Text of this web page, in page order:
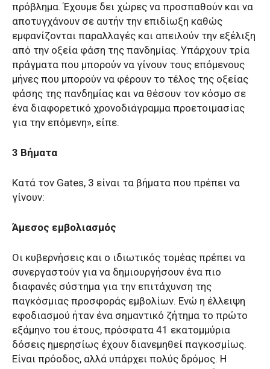
πρόβλημα. Έχουμε δει χώρες να προσπαθούν και να
αποτυγχάνουν σε αυτήν την επιδίωξη καθώς
εμφανίζονται παραλλαγές και απειλούν την εξέλιξη
από την οξεία φάση της πανδημίας. Υπάρχουν τρία
πράγματα που μπορούν να γίνουν τους επόμενους
μήνες που μπορούν να φέρουν το τέλος της οξείας
φάσης της πανδημίας και να θέσουν τον κόσμο σε
ένα διαφορετικό χρονοδιάγραμμα προετοιμασίας
για την επόμενη», είπε.
3 Βήματα
Κατά τον Gates, 3 είναι τα βήματα που πρέπει να
γίνουν:
Άμεσος εμβολιασμός
Οι κυβερνήσεις και ο ιδιωτικός τομέας πρέπει να
συνεργαστούν για να δημιουργήσουν ένα πιο
διαφανές σύστημα για την επιτάχυνση της
παγκόσμιας προσφοράς εμβολίων. Ενώ η έλλειψη
εφοδιασμού ήταν ένα σημαντικό ζήτημα το πρώτο
εξάμηνο του έτους, πρόσφατα 41 εκατομμύρια
δόσεις ημερησίως έχουν διανεμηθεί παγκοσμίως.
Είναι πρόοδος, αλλά υπάρχει πολύς δρόμος. Η